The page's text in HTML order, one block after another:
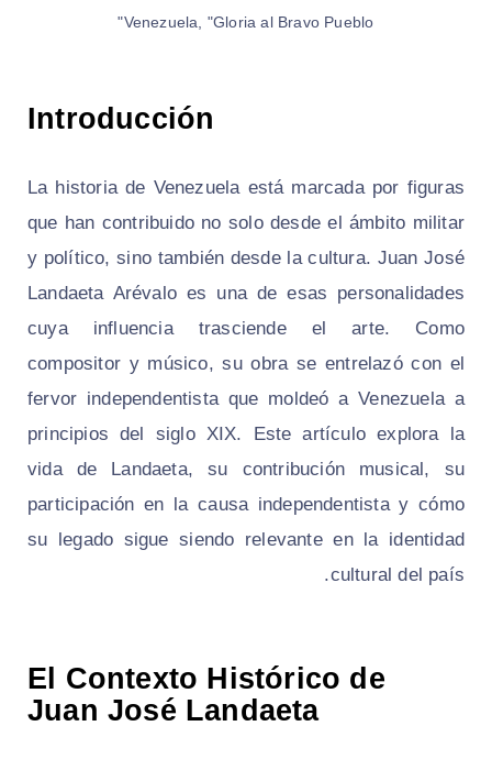
Venezuela, "Gloria al Bravo Pueblo"
Introducción
La historia de Venezuela está marcada por figuras
que han contribuido no solo desde el ámbito militar
y político, sino también desde la cultura. Juan José
Landaeta Arévalo es una de esas personalidades
cuya influencia trasciende el arte. Como
compositor y músico, su obra se entrelazó con el
fervor independentista que moldeó a Venezuela a
principios del siglo XIX. Este artículo explora la
vida de Landaeta, su contribución musical, su
participación en la causa independentista y cómo
su legado sigue siendo relevante en la identidad
cultural del país.
El Contexto Histórico de
Juan José Landaeta